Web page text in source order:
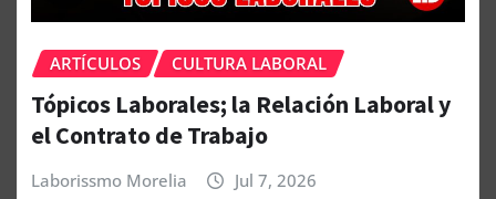
ARTÍCULOS CULTURA LABORAL
Tópicos Laborales; la Relación Laboral y
el Contrato de Trabajo
Laborissmo Morelia Jul 7, 2026